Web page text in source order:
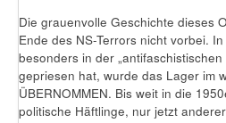
Die grauenvolle Geschichte dieses
Ende des NS-Terrors nicht vorbei.
besonders in der „antifaschistischen
gepriesen hat, wurde das Lager im
ÜBERNOMMEN. Bis weit in die
politische Häftlinge, nur jetzt